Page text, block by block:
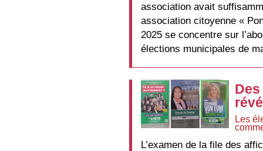
association avait
association citoyenne «
2025 se concentre sur
élections municipales de
Les
L’examen de la file des